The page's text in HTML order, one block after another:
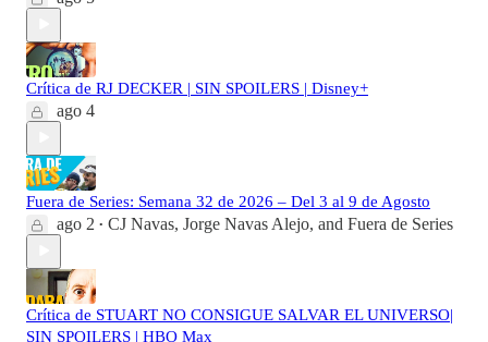
Crítica de RJ DECKER | SIN SPOILERS | Disney+
ago 4
Fuera de Series: Semana 32 de 2026 – Del 3 al 9 de Agosto
ago 2 • CJ Navas, Jorge Navas Alejo, and Fuera de Series
Crítica de STUART NO CONSIGUE SALVAR EL UNIVERSO|
SIN SPOILERS | HBO Max